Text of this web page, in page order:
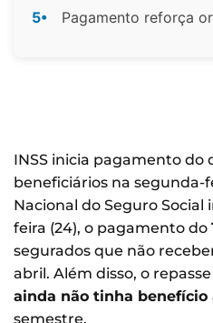
5•
Pagamento reforça
INSS inicia pagamento do
beneficiários na segunda-
Nacional do Seguro Social
feira (24), o pagamento do
segurados que não
abril. Além disso, o
ainda não tinha benefício
semestre.